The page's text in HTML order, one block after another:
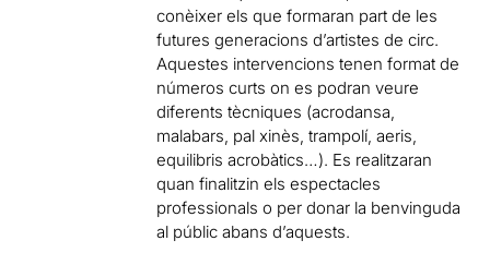
conèixer els que formaran part de les
futures generacions d’artistes de circ.
Aquestes intervencions tenen format de
números curts on es podran veure
diferents tècniques (acrodansa,
malabars, pal xinès, trampolí, aeris,
equilibris acrobàtics…). Es realitzaran
quan finalitzin els espectacles
professionals o per donar la benvinguda
al públic abans d’aquests.